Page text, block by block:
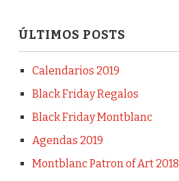
ÚLTIMOS POSTS
Calendarios 2019
Black Friday Regalos
Black Friday Montblanc
Agendas 2019
Montblanc Patron of Art 2018